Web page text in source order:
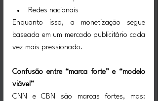
Redes nacionais
Enquanto isso, a monetização segue
baseada em um mercado publicitário cada
vez mais pressionado.
Confusão entre “marca forte” e “modelo
viável”
CNN e CBN são marcas fortes, mas: